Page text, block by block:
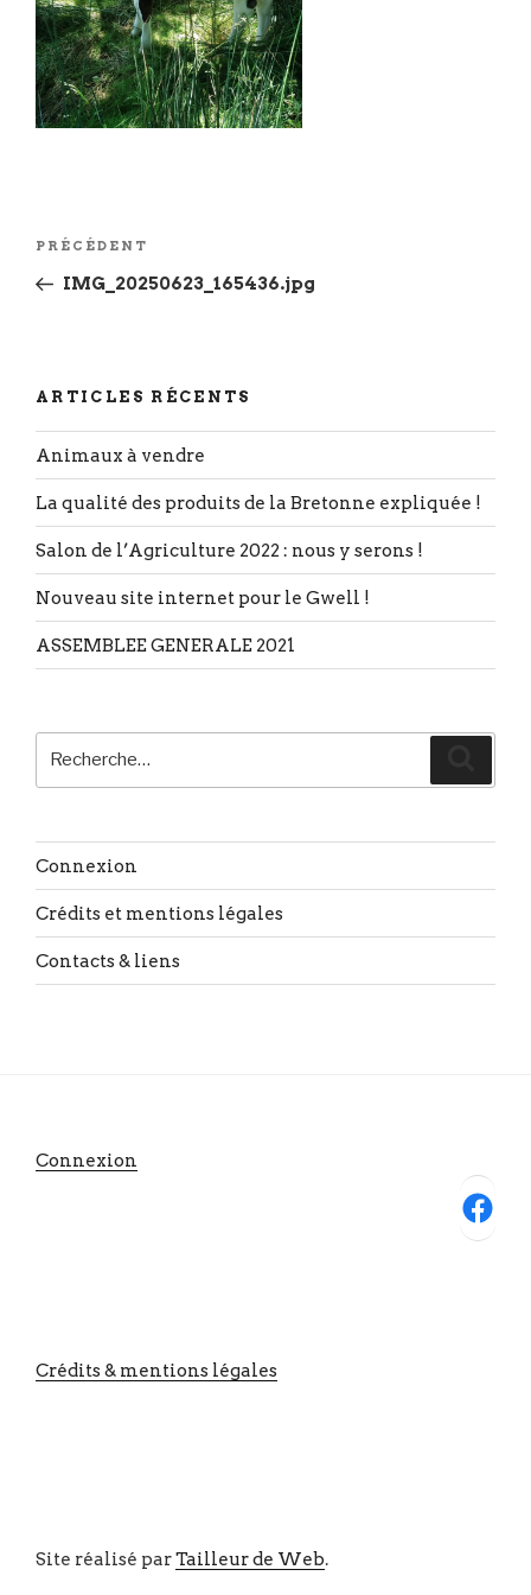
Navigation
l’article
Article
précédent
PRÉCÉDENT
IMG_20250623_165436.jpg
ARTICLES RÉCENTS
Animaux à vendre
La qualité des produits de la Bretonne expliquée !
Salon de l’Agriculture 2022 : nous y serons !
Nouveau site internet pour le Gwell !
ASSEMBLEE GENERALE 2021
Connexion
Crédits et mentions légales
Contacts & liens
Connexion
Facebook
Crédits & mentions légales
Site réalisé parTailleur de Web.